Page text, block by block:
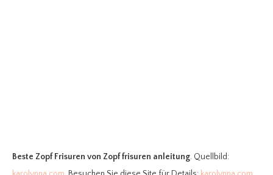
Beste Zopf Frisuren von Zopf frisuren anleitung. Quellbild: